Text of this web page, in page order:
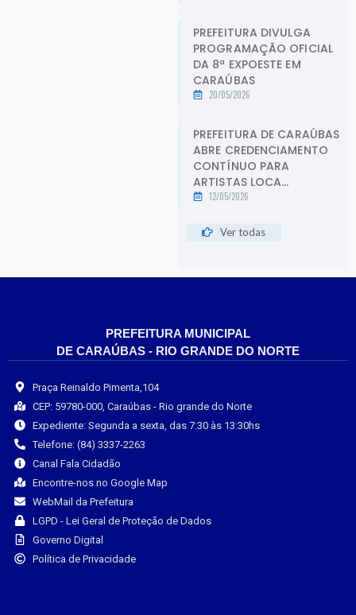
PREFEITURA DIVULGA
PROGRAMAÇÃO OFICIAL
DA 8ª EXPOESTE EM
CARAÚBAS
20/05/2026
PREFEITURA DE CARAÚBAS
ABRE CREDENCIAMENTO
CONTÍNUO PARA
ARTISTAS LOCA...
12/05/2026
Ver todas
PREFEITURA MUNICIPAL
DE CARAÚBAS - RIO GRANDE DO NORTE
Praça Reinaldo Pimenta,104
CEP: 59780-000, Caraúbas - Rio grande do Norte
Expediente: Segunda a sexta, das 7:30 às 13:30hs
Telefone: (84) 3337-2263
Canal Fala Cidadão
Encontre-nos no Google Map
WebMail da Prefeitura
LGPD - Lei Geral de Proteção de Dados
Governo Digital
Política de Privacidade